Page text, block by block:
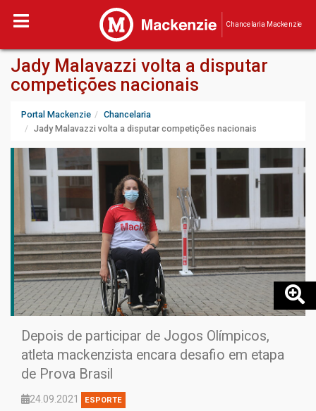
Chancelaria Mackenzie
Jady Malavazzi volta a disputar
competições nacionais
Portal Mackenzie
Chancelaria
Jady Malavazzi volta a disputar competições nacionais
Depois de participar de Jogos Olímpicos,
atleta mackenzista encara desafio em etapa
de Prova Brasil
24.09.2021 ESPORTE